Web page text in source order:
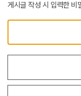
게시글 작성 시 입력한 비